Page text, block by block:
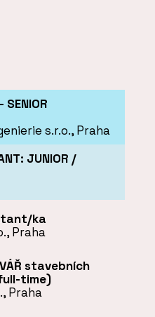
SENIOR
s.r.o., Praha
JUNIOR /
ka
Praha
stavebních
time)
Praha